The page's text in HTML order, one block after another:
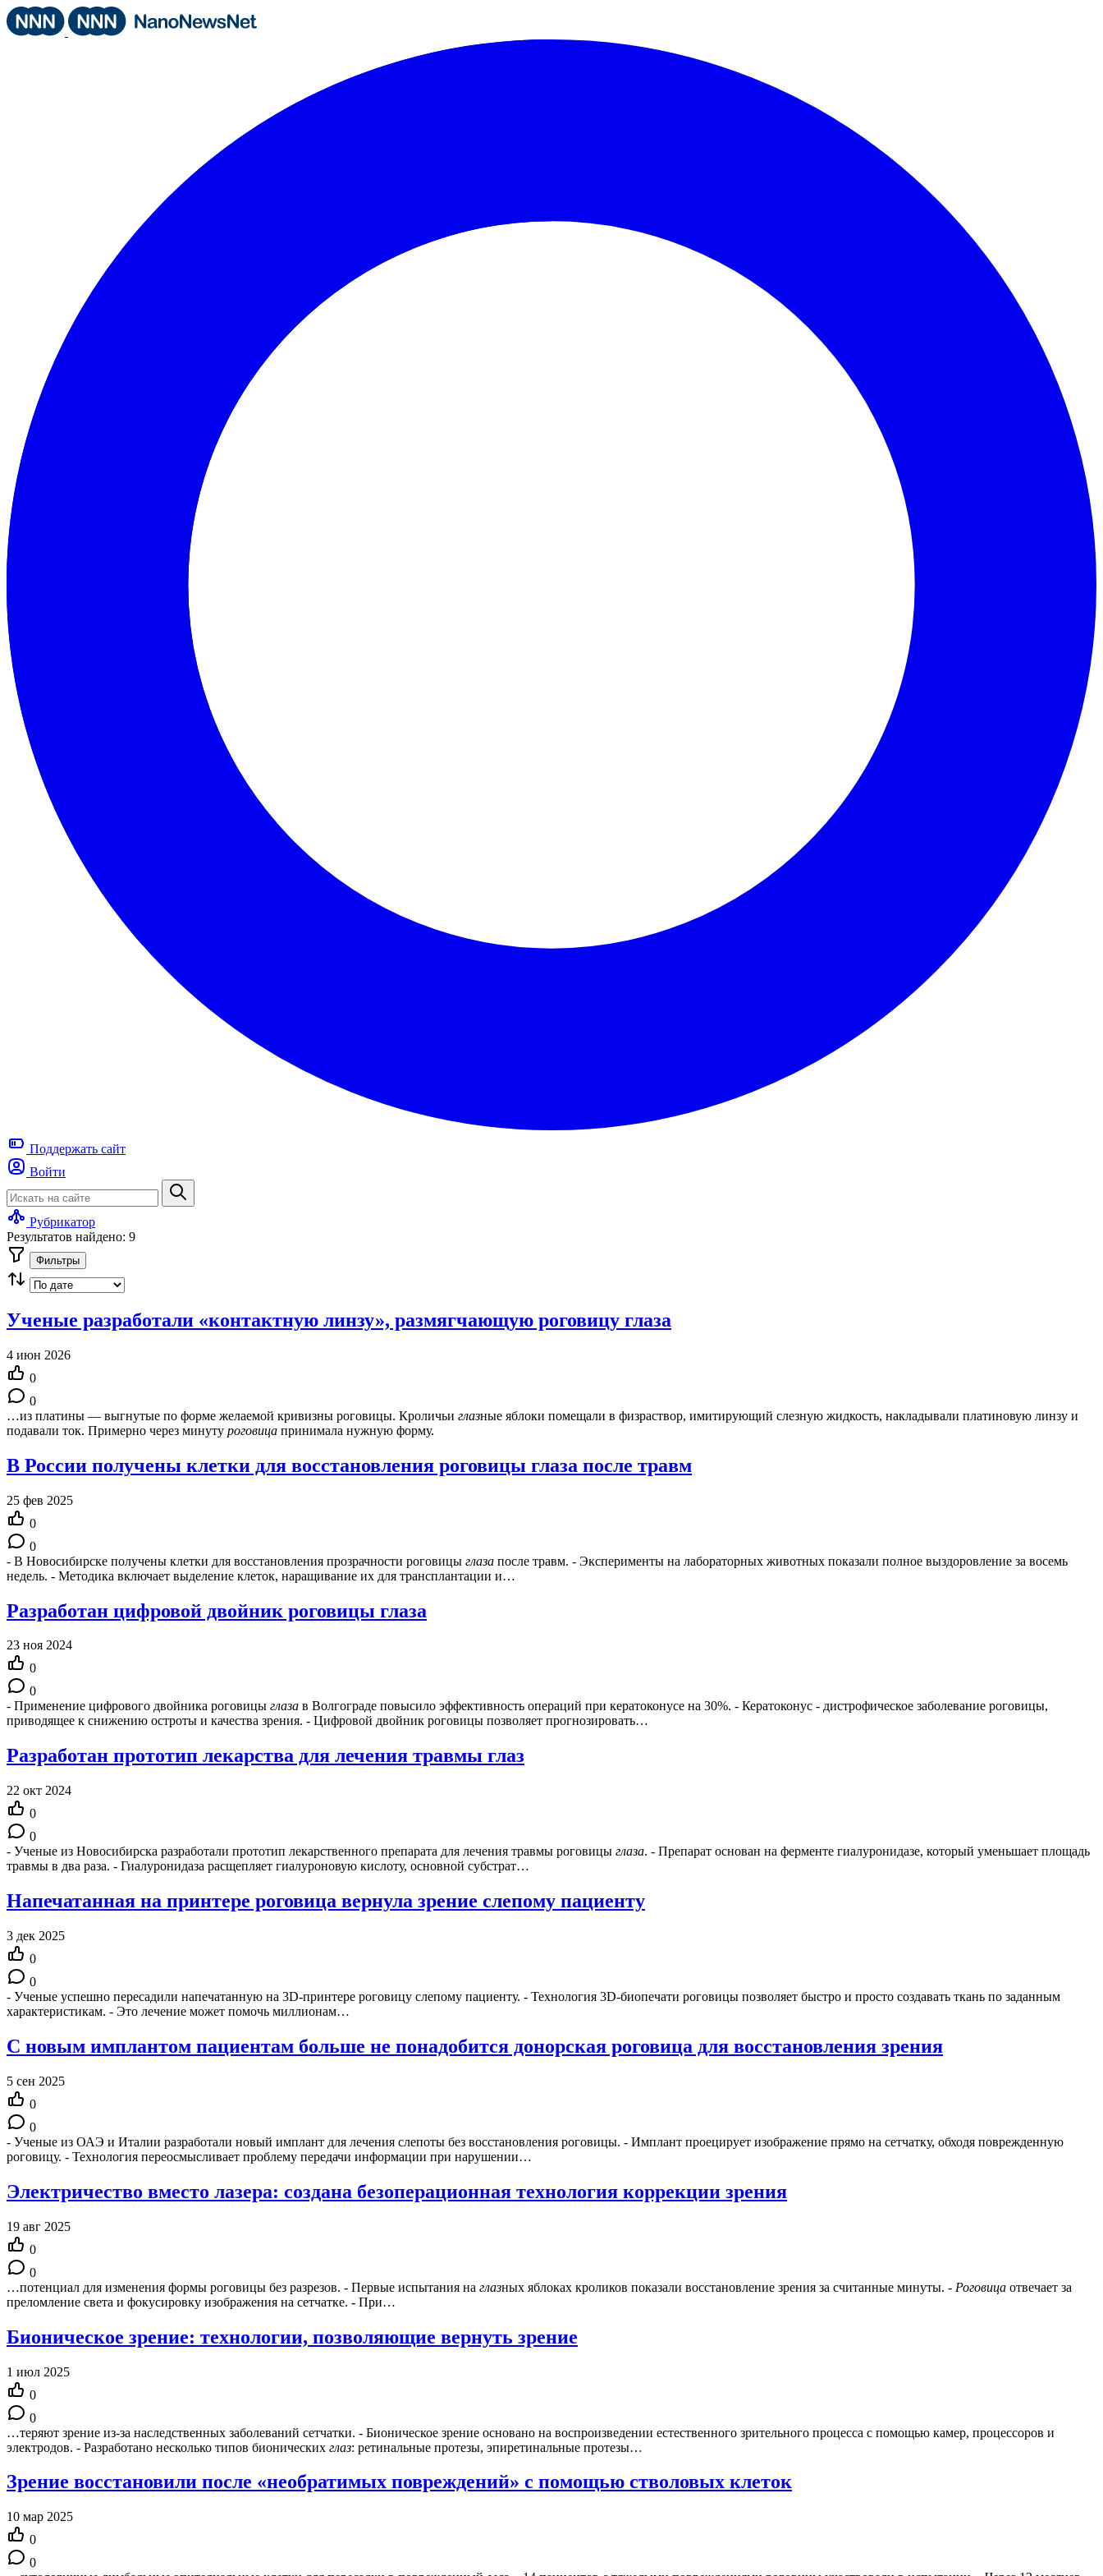
Поддержать сайт
Войти
Рубрикатор
Результатов найдено: 9
Фильтры
Ученые разработали «контактную линзу», размягчающую роговицу глаза
4 июн 2026
0
0
…из платины — выгнутые по форме желаемой кривизны роговицы. Кроличьи глазные яблоки помещали в физраствор, имитирующий слезную жидкость, накладывали платиновую линзу и
подавали ток. Примерно через минуту роговица принимала нужную форму.
В России получены клетки для восстановления роговицы глаза после травм
25 фев 2025
0
0
- В Новосибирске получены клетки для восстановления прозрачности роговицы глаза после травм. - Эксперименты на лабораторных животных показали полное выздоровление за восемь
недель. - Методика включает выделение клеток, наращивание их для трансплантации и…
Разработан цифровой двойник роговицы глаза
23 ноя 2024
0
0
- Применение цифрового двойника роговицы глаза в Волгограде повысило эффективность операций при кератоконусе на 30%. - Кератоконус - дистрофическое заболевание роговицы,
приводящее к снижению остроты и качества зрения. - Цифровой двойник роговицы позволяет прогнозировать…
Разработан прототип лекарства для лечения травмы глаз
22 окт 2024
0
0
- Ученые из Новосибирска разработали прототип лекарственного препарата для лечения травмы роговицы глаза. - Препарат основан на ферменте гиалуронидазе, который уменьшает площадь
травмы в два раза. - Гиалуронидаза расщепляет гиалуроновую кислоту, основной субстрат…
Напечатанная на принтере роговица вернула зрение слепому пациенту
3 дек 2025
0
0
- Ученые успешно пересадили напечатанную на 3D-принтере роговицу слепому пациенту. - Технология 3D-биопечати роговицы позволяет быстро и просто создавать ткань по заданным
характеристикам. - Это лечение может помочь миллионам…
С новым имплантом пациентам больше не понадобится донорская роговица для восстановления зрения
5 сен 2025
0
0
- Ученые из ОАЭ и Италии разработали новый имплант для лечения слепоты без восстановления роговицы. - Имплант проецирует изображение прямо на сетчатку, обходя поврежденную
роговицу. - Технология переосмысливает проблему передачи информации при нарушении…
Электричество вместо лазера: создана безоперационная технология коррекции зрения
19 авг 2025
0
0
…потенциал для изменения формы роговицы без разрезов. - Первые испытания на глазных яблоках кроликов показали восстановление зрения за считанные минуты. - Роговица отвечает за
преломление света и фокусировку изображения на сетчатке. - При…
Бионическое зрение: технологии, позволяющие вернуть зрение
1 июл 2025
0
0
…теряют зрение из-за наследственных заболеваний сетчатки. - Бионическое зрение основано на воспроизведении естественного зрительного процесса с помощью камер, процессоров и
электродов. - Разработано несколько типов бионических глаз: ретинальные протезы, эпиретинальные протезы…
Зрение восстановили после «необратимых повреждений» с помощью стволовых клеток
10 мар 2025
0
0